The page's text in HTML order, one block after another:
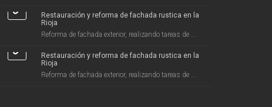
Restauración y reforma de fachada rustica en la
Rioja
Reforma de fachada exterior, realizando tareas de ...
Restauración y reforma de fachada rustica en la
Rioja
Reforma de fachada exterior, realizando tareas de ...